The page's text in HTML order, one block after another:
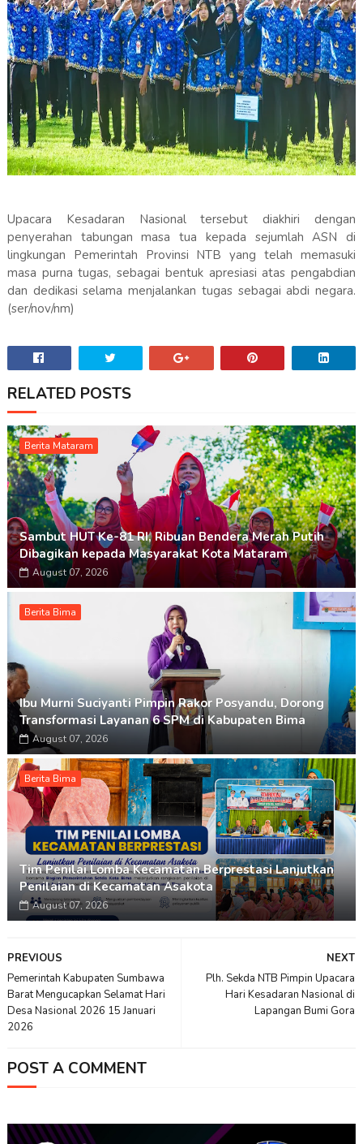
Upacara Kesadaran Nasional tersebut diakhiri dengan
penyerahan tabungan masa tua kepada sejumlah ASN di
lingkungan Pemerintah Provinsi NTB yang telah memasuki
masa purna tugas, sebagai bentuk apresiasi atas pengabdian
dan dedikasi selama menjalankan tugas sebagai abdi negara.
(ser/nov/nm)
RELATED POSTS
Berita Mataram
Sambut HUT Ke-81 RI, Ribuan Bendera Merah Putih
Dibagikan kepada Masyarakat Kota Mataram
August 07, 2026
Berita Bima
Ibu Murni Suciyanti Pimpin Rakor Posyandu, Dorong
Transformasi Layanan 6 SPM di Kabupaten Bima
August 07, 2026
Berita Bima
Tim Penilai Lomba Kecamatan Berprestasi Lanjutkan
Penilaian di Kecamatan Asakota
August 07, 2026
NEXT
Plh. Sekda NTB Pimpin Upacara
Hari Kesadaran Nasional di
Lapangan Bumi Gora
PREVIOUS
Pemerintah Kabupaten Sumbawa
Barat Mengucapkan Selamat Hari
Desa Nasional 2026 15 Januari
2026
POST A COMMENT